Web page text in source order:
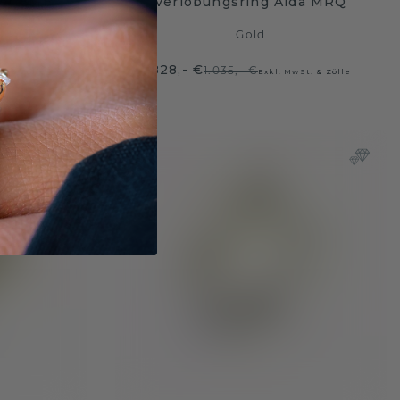
& Zölle
Gold
828,- €1.035,- €Exkl. MwSt. & Zölle